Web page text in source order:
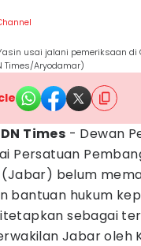
usai jalani pemeriksaan di
Aryodamar)
Times - Dewan
Persatuan
belum
bantuan hukum
sebagai
Jabar oleh